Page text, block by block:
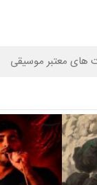
معتبر موسیقی